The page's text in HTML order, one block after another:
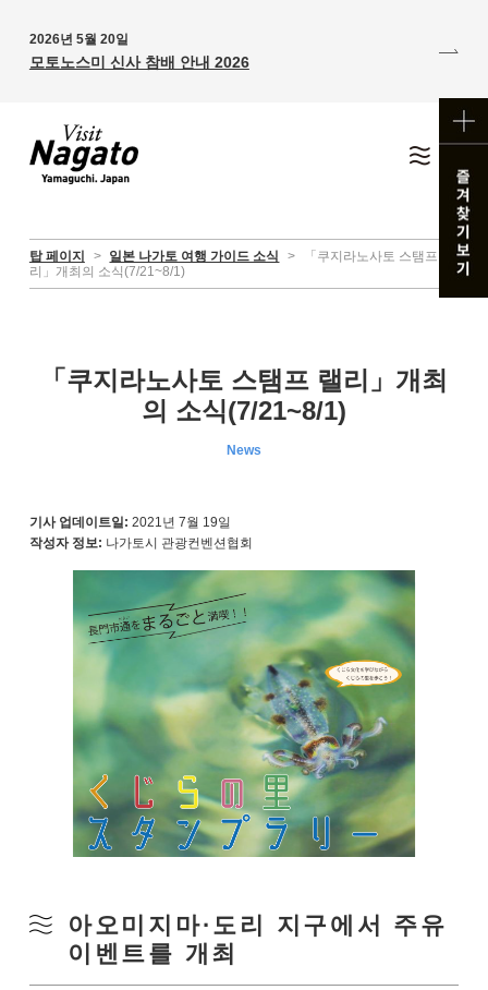
2026년 5월 20일
모토노스미 신사 참배 안내 2026
탑 페이지 > 일본 나가토 여행 가이드 소식 >
「쿠지라노사토 스탬프 랠
리」개최의 소식(7/21~8/1)
「쿠지라노사토 스탬프 랠리」개최
의 소식(7/21~8/1)
News
기사 업데이트일: 2021년 7월 19일
작성자 정보: 나가토시 관광컨벤션협회
아오미지마·도리 지구에서 주유
이벤트를 개최